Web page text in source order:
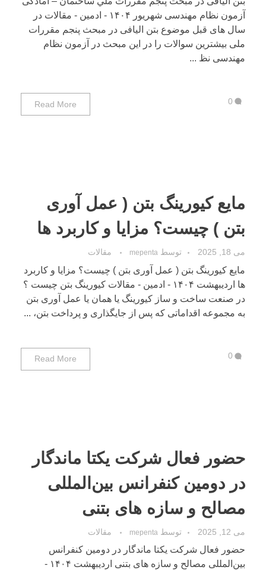
آزمون نظام مهندسی شهریور ۱۴۰۴ - ادمین - مقالات در
سال های قبل موضوع بتن الیافی در مبحث پنجم مقررات
ملی بیشترین سوالات را در این مبحث در آزمون نظام
مهندسی نظ ...
Read More 0
مایع کیورینگ بتن ( عمل آوری
بتن ) چیست؟ مزایا و کاربرد ها
می 18, 2025 توسط mepenta مقالات
مایع کیورینگ بتن ( عمل آوری بتن ) چیست؟ مزایا و کاربرد
ها اردیبهشت ۱۴۰۴ - ادمین - مقالات کیورینگ بتن چیست ؟
در صنعت ساخت و ساز کیورینگ یا همان یا عمل آوری بتن
به مجموعه اقداماتی که پس از جایگذاری و پرداخت بتن، ...
Read More 0
حضور فعال شرکت یکتا ماندگار
در دومین کنفرانس بین‌المللی
مصالح و سازه های بتنی
می 12, 2025 توسط mepenta مقالات
حضور فعال شرکت یکتا ماندگار در دومین کنفرانس
بین‌المللی مصالح و سازه های بتنی اردیبهشت ۱۴۰۴ -